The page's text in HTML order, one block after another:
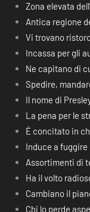
Zona elevata
Antica regione
Vi trovano
Incassa per gli
Ne capitano di
Spedire,
Il nome di
La pena per le
É concitato in
Induce a fuggire
Assortimenti di
Ha il volto
Cambiano il
Chi lo perde